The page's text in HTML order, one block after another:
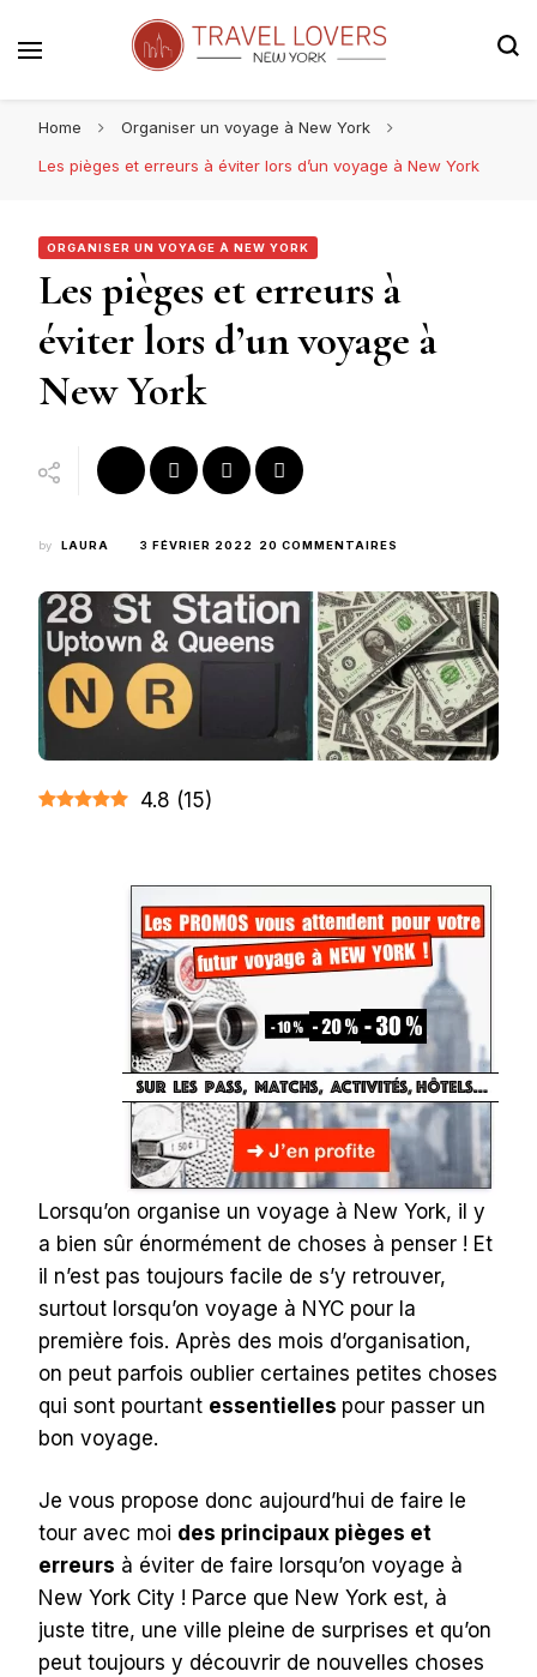
Home
Organiser un voyage à New York
Les pièges et erreurs à éviter lors d’un voyage à New York
ORGANISER UN VOYAGE À NEW YORK
Les pièges et erreurs à
éviter lors d’un voyage à
New York
by LAURA 3 FÉVRIER 2022 20 COMMENTAIRES
ET
ERREURS
À
ÉVITER
LORS
D’UN
VOYAGE
À
4.8 (15)
Lorsqu’on organise un voyage à New York, il y
a bien sûr énormément de choses à penser ! Et
il n’est pas toujours facile de s’y retrouver,
surtout lorsqu’on voyage à NYC pour la
première fois. Après des mois d’organisation,
on peut parfois oublier certaines petites choses
qui sont pourtant essentielles pour passer un
bon voyage.
Je vous propose donc aujourd’hui de faire le
tour avec moi des principaux pièges et
erreurs à éviter de faire lorsqu’on voyage à
New York City ! Parce que New York est, à
juste titre, une ville pleine de surprises et qu’on
peut toujours y découvrir de nouvelles choses